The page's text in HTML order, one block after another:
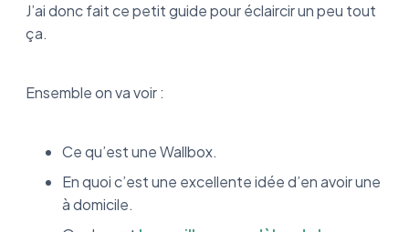
J’ai donc fait ce petit guide pour éclaircir un peu tout
ça.
Ensemble on va voir :
Ce qu’est une Wallbox.
En quoi c’est une excellente idée d’en avoir une
à domicile.